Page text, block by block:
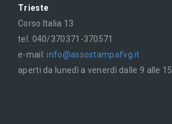
Trieste
Corso Italia 13
tel. 040/370371-370571
e-mail:info@assostampafvg.it
aperti da lunedì a venerdì dalle 9 alle 15